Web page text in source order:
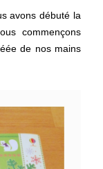
avons débuté la
commençons
de nos mains